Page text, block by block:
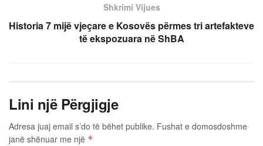
Shkrimi Vijues
Historia 7 mijë vjeçare e Kosovës përmes tri artefakteve
të ekspozuara në ShBA
Lini një Përgjigje
Adresa juaj email s’do të bëhet publike. Fushat e domosdoshme
janë shënuar me një *